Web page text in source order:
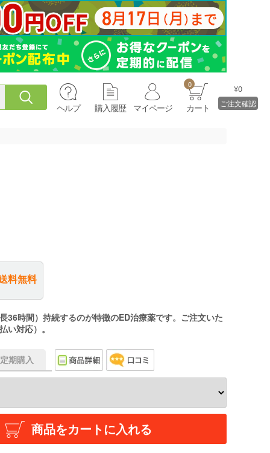
ヘルプ 購入履歴 マイページ
0
カート
¥0
ご注文確認
料無料
36時間）持続するのが特徴のED治療薬です。ご注文いた
い対応）。
期購入
商品をカートに入れる